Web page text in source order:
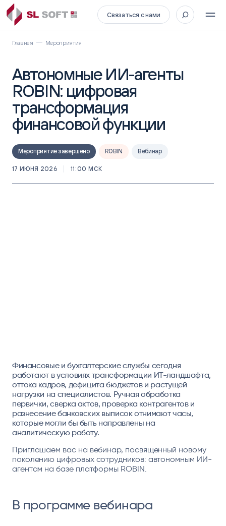
Связаться с нами
Главная Мероприятия
Автономные ИИ-агенты
ROBIN: цифровая
трансформация
финансовой функции
Мероприятие завершено ROBIN Вебинар
17 ИЮНЯ 2026 11:00 МСК
Финансовые и бухгалтерские службы сегодня
работают в условиях трансформации ИТ-ландшафта,
оттока кадров, дефицита бюджетов и растущей
нагрузки на специалистов. Ручная обработка
первички, сверка актов, проверка контрагентов и
разнесение банковских выписок отнимают часы,
которые могли бы быть направлены на
аналитическую работу.
Приглашаем вас на вебинар, посвященный новому
поколению цифровых сотрудников: автономным ИИ-
агентам на базе платформы ROBIN.
В программе вебинара